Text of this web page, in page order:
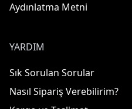
Aydınlatma Metni
YARDIM
Sık Sorulan Sorular
Nasıl Sipariş Verebilirim?